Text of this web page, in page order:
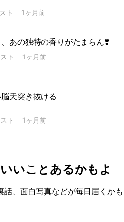
話、面白写真などが毎日届くかも